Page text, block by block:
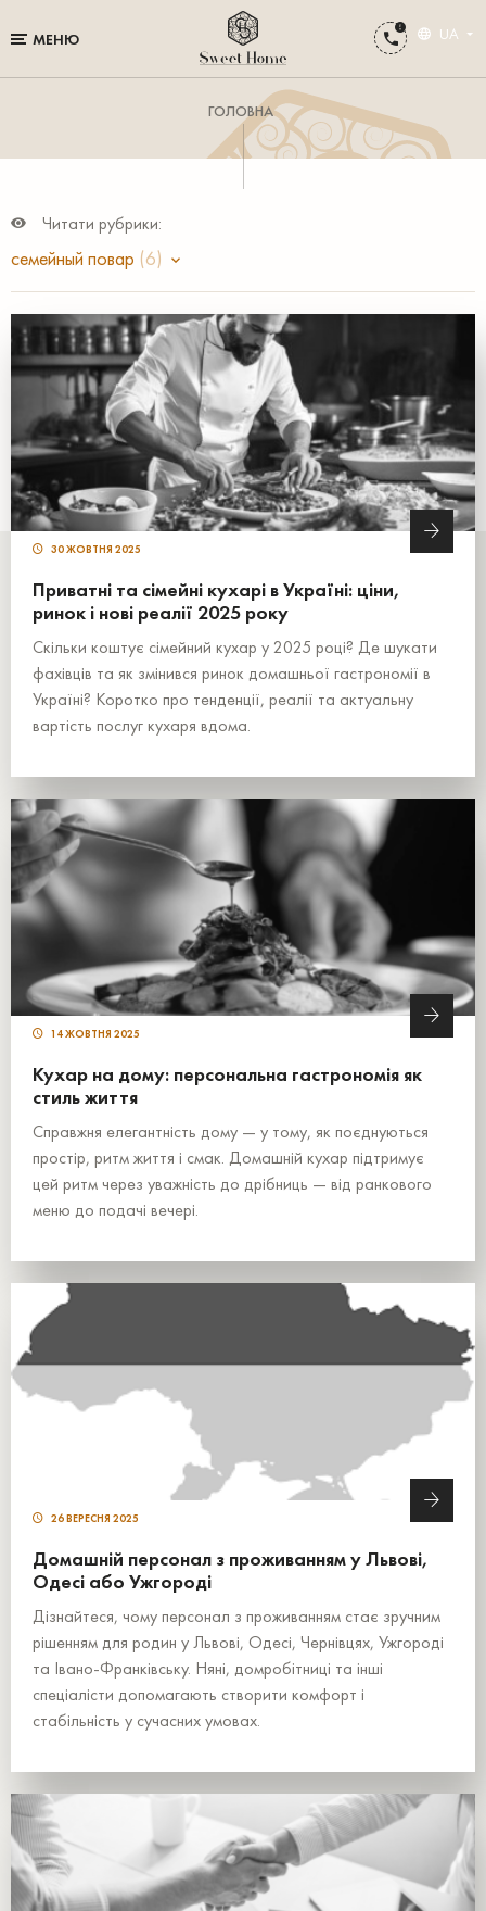
МЕНЮ UA
ГОЛОВНА
Читати рубрики:
семейный повар (6)
30 ЖОВТНЯ 2025
Приватні та сімейні кухарі в Україні: ціни,
ринок і нові реалії 2025 року
Скільки коштує сімейний кухар у 2025 році? Де шукати
фахівців та як змінився ринок домашньої гастрономії в
Україні? Коротко про тенденції, реалії та актуальну
вартість послуг кухаря вдома.
14 ЖОВТНЯ 2025
Кухар на дому: персональна гастрономія як
стиль життя
Справжня елегантність дому — у тому, як поєднуються
простір, ритм життя і смак. Домашній кухар підтримує
цей ритм через уважність до дрібниць — від ранкового
меню до подачі вечері.
26 ВЕРЕСНЯ 2025
Домашній персонал з проживанням у Львові,
Одесі або Ужгороді
Дізнайтеся, чому персонал з проживанням стає зручним
рішенням для родин у Львові, Одесі, Чернівцях, Ужгороді
та Івано-Франківську. Няні, домробітниці та інші
спеціалісти допомагають створити комфорт і
стабільність у сучасних умовах.